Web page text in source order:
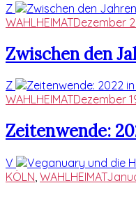
Z
WAHLHEIMATDezember
Zwischen den
Z
WAHLHEIMATDezember
Zeitenwende:
V
KÖLN, WAHLHEIMAT